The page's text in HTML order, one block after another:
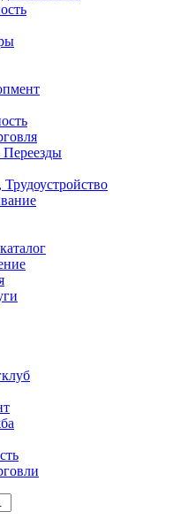
Переезды